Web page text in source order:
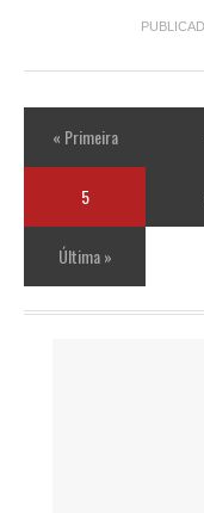
« Primeira
5
Última »